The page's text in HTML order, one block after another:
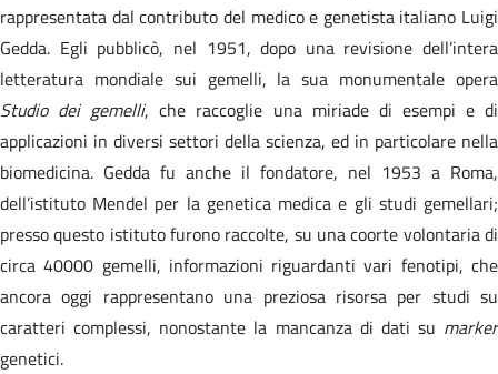
rappresentata dal contributo del medico e genetista italiano Luigi
Gedda. Egli pubblicò, nel 1951, dopo una revisione dell’intera
letteratura mondiale sui gemelli, la sua monumentale opera
Studio dei gemelli, che raccoglie una miriade di esempi e di
applicazioni in diversi settori della scienza, ed in particolare nella
biomedicina. Gedda fu anche il fondatore, nel 1953 a Roma,
dell’istituto Mendel per la genetica medica e gli studi gemellari;
presso questo istituto furono raccolte, su una coorte volontaria di
circa 40000 gemelli, informazioni riguardanti vari fenotipi, che
ancora oggi rappresentano una preziosa risorsa per studi su
caratteri complessi, nonostante la mancanza di dati su marker
genetici.